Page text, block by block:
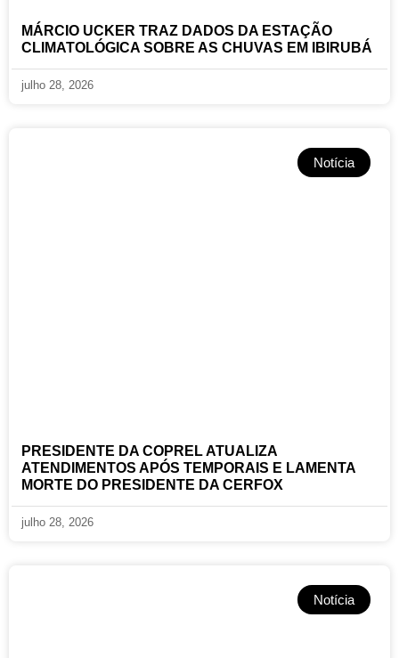
MÁRCIO UCKER TRAZ DADOS DA ESTAÇÃO
CLIMATOLÓGICA SOBRE AS CHUVAS EM IBIRUBÁ
julho 28, 2026
Notícia
PRESIDENTE DA COPREL ATUALIZA
ATENDIMENTOS APÓS TEMPORAIS E LAMENTA
MORTE DO PRESIDENTE DA CERFOX
julho 28, 2026
Notícia